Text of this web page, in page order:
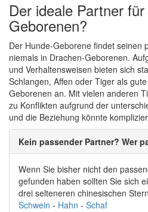
Der ideale Partner
Geborenen?
Der Hunde-Geborene findet seinen
niemals in Drachen-Geborenen.
und Verhaltensweisen bieten sich
Schlangen, Affen oder Tiger als
Geborenen an. Mit vielen anderen
zu Konflikten aufgrund der
und die Beziehung könnte
Kein passender Partner? Wer
Wenn Sie bisher nicht den
gefunden haben sollten Sie sich
drei selteneren chinesischen
Schwein - Hahn - Schaf